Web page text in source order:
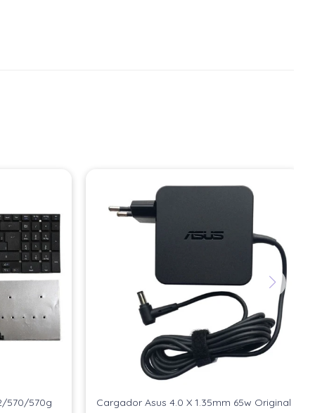
570/570g
Cargador Asus 4.0 X 1.35mm 65w Original